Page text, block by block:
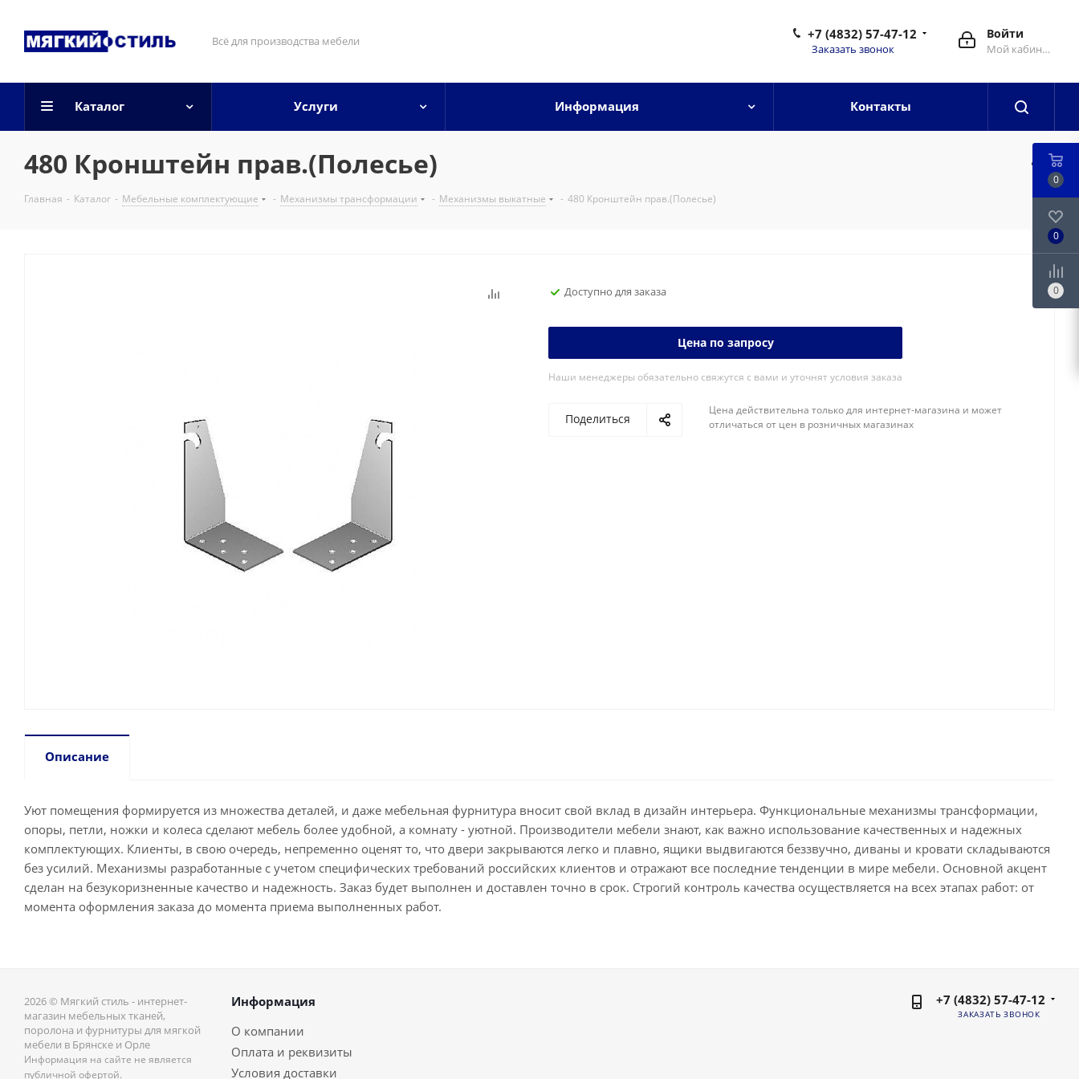
Всё для производства мебели Войти
Мой кабинет
+7 (4832) 57-47-12
Заказать звонок
Каталог Услуги Информация Контакты
480 Кронштейн прав.(Полесье)
Главная - Каталог - Мебельные комплектующие - Механизмы трансформации - Механизмы выкатные - 480 Кронштейн прав.(Полесье)
Доступно для заказа
Цена по запросу
Наши менеджеры обязательно свяжутся с вами и уточнят условия заказа
Поделиться
Цена действительна только для интернет-магазина и может
отличаться от цен в розничных магазинах
Описание
Уют помещения формируется из множества деталей, и даже мебельная фурнитура вносит свой вклад в дизайн интерьера. Функциональные механизмы трансформации,
опоры, петли, ножки и колеса сделают мебель более удобной, а комнату - уютной. Производители мебели знают, как важно использование качественных и надежных
комплектующих. Клиенты, в свою очередь, непременно оценят то, что двери закрываются легко и плавно, ящики выдвигаются беззвучно, диваны и кровати складываются
без усилий. Механизмы разработанные с учетом специфических требований российских клиентов и отражают все последние тенденции в мире мебели. Основной акцент
сделан на безукоризненные качество и надежность. Заказ будет выполнен и доставлен точно в срок. Строгий контроль качества осуществляется на всех этапах работ: от
момента оформления заказа до момента приема выполненных работ.
2026 © Мягкий стиль - интернет-
магазин мебельных тканей,
поролона и фурнитуры для мягкой
мебели в Брянске и Орле
Информация на сайте не является
публичной офертой.
Информация
О компании
Оплата и реквизиты
Условия доставки
+7 (4832) 57-47-12
ЗАКАЗАТЬ ЗВОНОК
0
0
0